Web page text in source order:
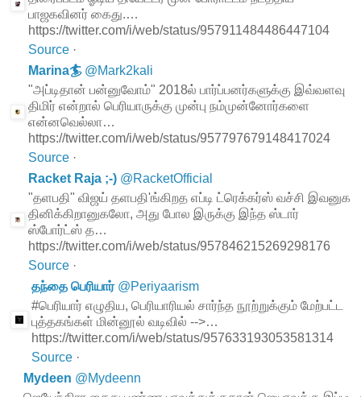
பாஜகவினர் கைது.…
https://twitter.com/i/web/status/957911484486447104
Source ·
Marina🏄 @Mark2kali
"அப்டிதான் பன்னுவோம்" 2018ல் பார்ப்பனர்களுக்கு இவ்வளவு
திமிர் என்றால் பெரியாருக்கு முன்பு நம்முன்னோர்களை
என்னவெல்லா…
https://twitter.com/i/web/status/957797679148417024
Source ·
Racket Raja ;-) @RacketOfficial
"தளபதி" விஜய் தளபதி'ங்கிறத எப்டி ட்ரெக்கர்ஸ் வச்சி இவனுக
தினிக்கிறானுகலோ, அது போல இருக்கு இந்த ஸ்டார்
ஸ்போர்ட்ஸ் த…
https://twitter.com/i/web/status/957846215269298176
Source ·
தந்தை பெரியார் @Periyaarism
#பெரியார் எழுதிய, பெரியாரியல் சார்ந்த நூற்றுக்கும் மேற்பட்ட
புத்தகங்கள் மின்னூல் வடிவில் -->…
https://twitter.com/i/web/status/957633193053581314
Source ·
Mydeen @Mydeenn